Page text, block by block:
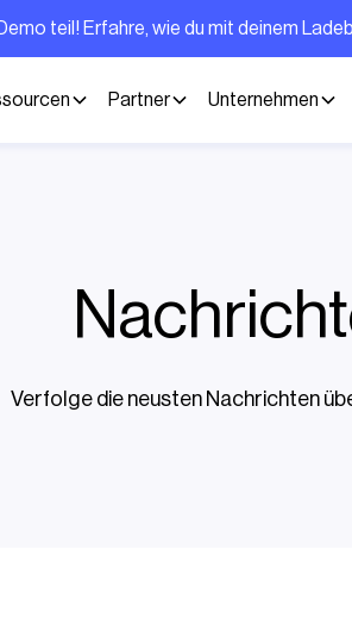
teil! Erfahre, wie du mit deinem
Partner Unternehmen
Verfolge die neusten Nachrichten